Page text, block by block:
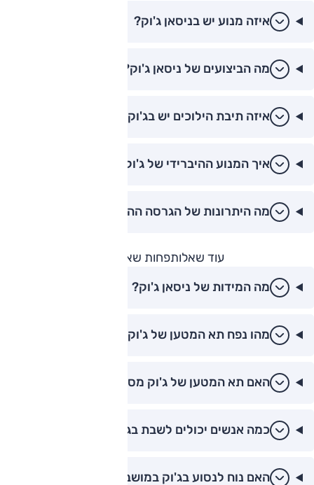
איזה מנוע יש בניסאן ג'וק?
מה הביצועים של ניסאן ג'וק?
איזה תיבת הילוכים יש בג'וק?
איך המנוע ההיברידי של ג'וק עובד?
מה היתרונות של הגרסה ההיברידית?
עוד שאלותפחות שאלות
מה המידות של ניסאן ג'וק?
מהו נפח תא המטען של ג'וק?
האם תא המטען של ג'וק מספיק גדול?
כמה אנשים יכולים לשבת בג'וק?
האם נוח לנסוע בג'וק במושבים האחוריים?